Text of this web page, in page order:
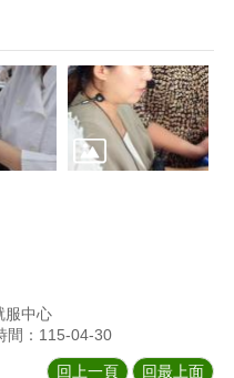
服中心
間：115-04-30
回上一頁 回最上面